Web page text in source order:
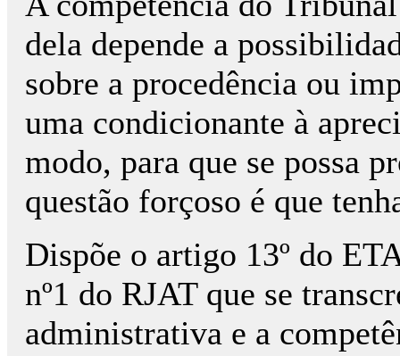
dela depende a
sobre a procedência ou
uma condicionante à
modo, para que se possa
questão forçoso é que
Dispõe o artigo 13º do
nº1 do RJAT que se
administrativa e a